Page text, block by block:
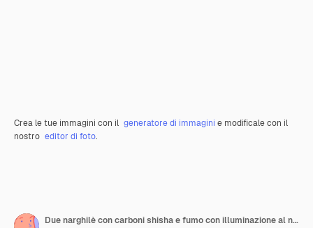
Crea le tue immagini con il generatore di immagini e modificale con il
nostro editor di foto.
Due narghilè con carboni shisha e fumo con illuminazione al neon rossa e blu sul tavolo su uno sfondo scuro